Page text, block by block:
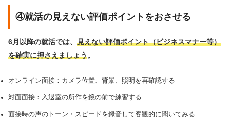
④就活の見えない評価ポイントをおさせる
6月以降の就活では、 見えない評価ポイント（ビジネスマナー等）
を確実に押さえましょう。
オンライン面接：カメラ位置、背景、照明を再確認する
対面面接：入退室の所作を鏡の前で練習する
面接時の声のトーン・スピードを録音して客観的に聞いてみる